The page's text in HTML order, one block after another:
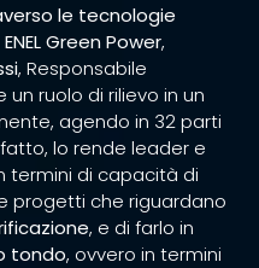
le tecnologie
ENEL Green Power,
, Responsabile
ruolo di rilievo in un
agendo in 32 parti
lo rende leader e
termini di capacità di
progetti che riguardano
, e di farlo in
tondo, ovvero in termini